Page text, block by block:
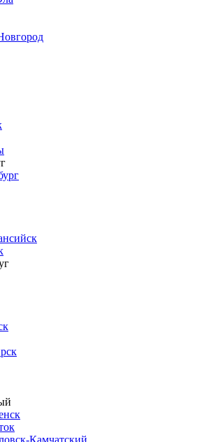
Камчатский